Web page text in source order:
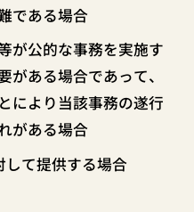
である場合
が公的な事務を実施す
がある場合であって、
により当該事務の遂行
がある場合
て提供する場合